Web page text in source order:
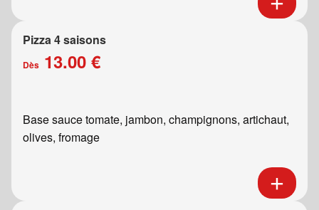
Pizza 4 saisons
Dès 13.00 €
Base sauce tomate, jambon, champignons, artichaut,
olives, fromage